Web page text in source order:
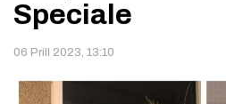
Speciale
06 Prill 2023, 13:10